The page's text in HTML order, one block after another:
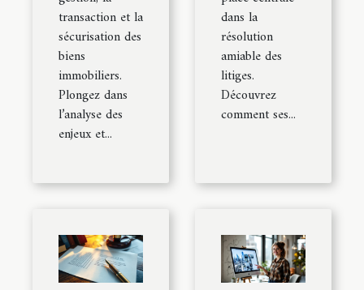
transaction et la
sécurisation des
biens
immobiliers.
Plongez dans
l’analyse des
enjeux et...
dans la
résolution
amiable des
litiges.
Découvrez
comment ses...